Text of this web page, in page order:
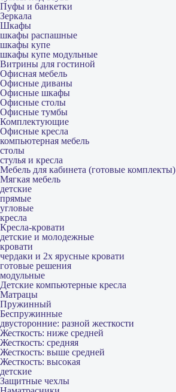
Пуфы и банкетки
Зеркала
Шкафы
шкафы распашные
шкафы купе
шкафы купе модульные
Витрины для гостиной
Офисная мебель
Офисные диваны
Офисные шкафы
Офисные столы
Офисные тумбы
Комплектующие
Офисные кресла
компьютерная мебель
столы
стулья и кресла
Мебель для кабинета (готовые комплекты)
Мягкая мебель
детские
прямые
угловые
кресла
Кресла-кровати
детские и молодежные
кровати
чердаки и 2х ярусные кровати
готовые решения
модульные
Детские компьютерные кресла
Матрацы
Пружинный
Беспружинные
двусторонние: разной жесткости
Жесткость: ниже средней
Жесткость: средняя
Жесткость: выше средней
Жесткость: высокая
детские
Защитные чехлы